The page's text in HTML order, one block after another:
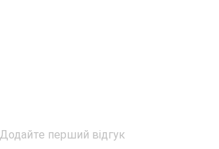
Додайте перший відгук